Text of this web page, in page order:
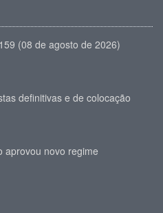
(08 de agosto de 2026)
definitivas e de colocação
novo regime